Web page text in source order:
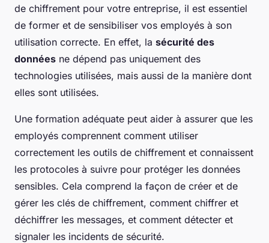
de chiffrement pour votre entreprise, il est essentiel
de former et de sensibiliser vos employés à son
utilisation correcte. En effet, la sécurité des
données ne dépend pas uniquement des
technologies utilisées, mais aussi de la manière dont
elles sont utilisées.
Une formation adéquate peut aider à assurer que les
employés comprennent comment utiliser
correctement les outils de chiffrement et connaissent
les protocoles à suivre pour protéger les données
sensibles. Cela comprend la façon de créer et de
gérer les clés de chiffrement, comment chiffrer et
déchiffrer les messages, et comment détecter et
signaler les incidents de sécurité.